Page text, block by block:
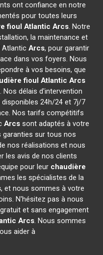
ont confiance en notre
pour toutes leurs
fioul Atlantic Arcs. Notre
la maintenance et
Atlantic Arcs, pour garantir
dans vos foyers. Nous
à vos besoins, que
fioul Atlantic Arcs
Nos délais d'intervention
24h/24 et 7j/7
Nos tarifs compétitifs
Arcs sont adaptés à votre
sur tous nos
nos réalisations et nous
les avis de nos clients
pour leur chaudière
les spécialistes de la
, et nous sommes à votre
N'hésitez pas à nous
et sans engagement
Arcs. Nous sommes
aider à